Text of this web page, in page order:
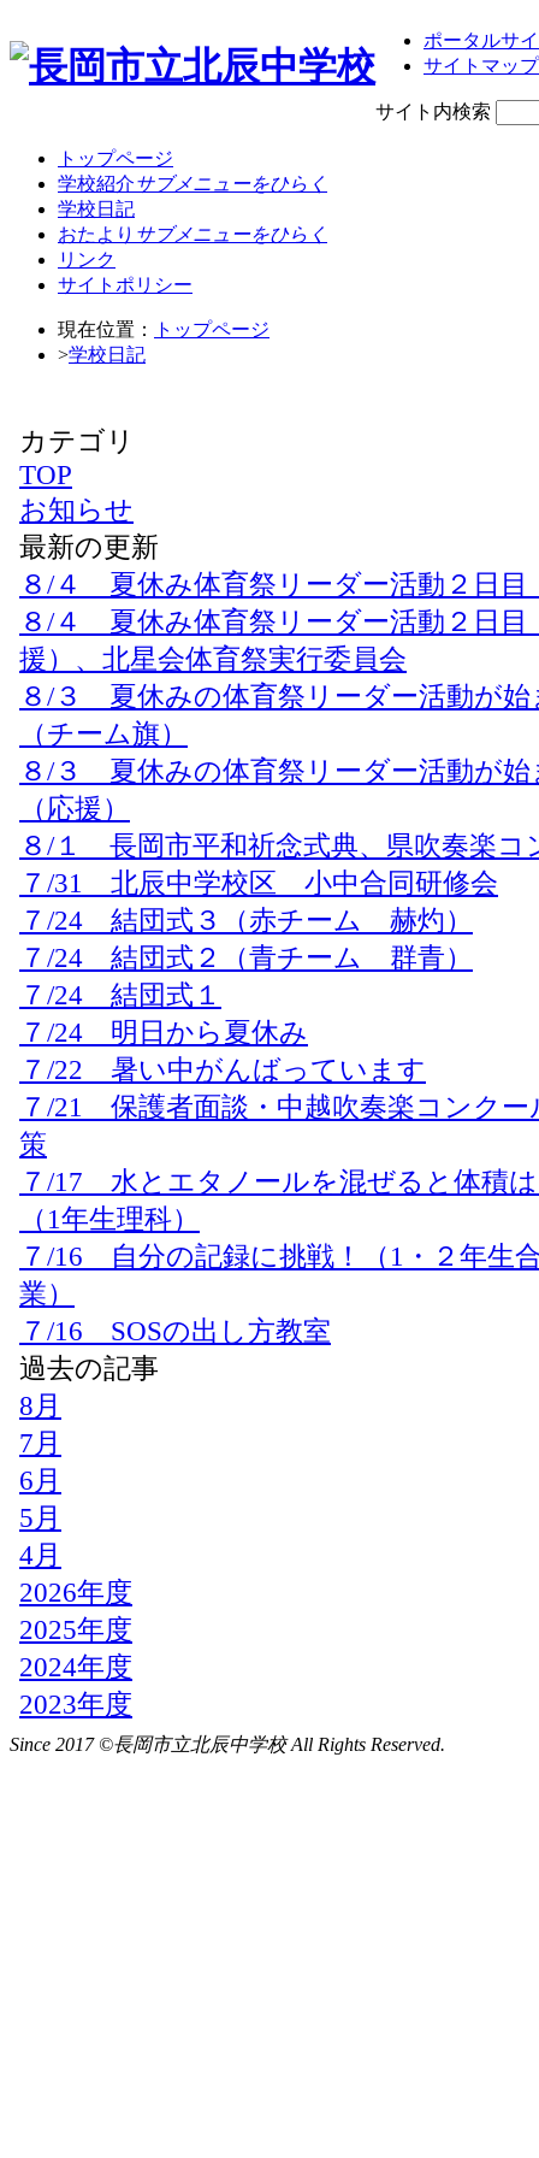
ポータルサ
サイトマップ
サイト内検索
トップページ
学校紹介サブメニューをひらく
学校日記
おたより サブメニューをひらく
リンク
サイトポリシー
現在位置：
トップページ
>学校日記
Since 2017 ©長岡市立北辰中学校 All Rights Reserved.